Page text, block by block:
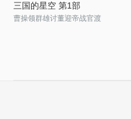
三国的星空 第1部
曹操领群雄讨董迎帝战官渡